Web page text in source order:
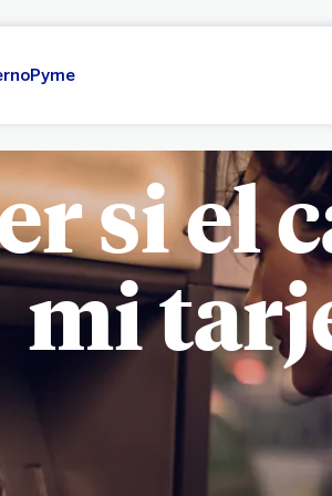
Pyme
si el
mi